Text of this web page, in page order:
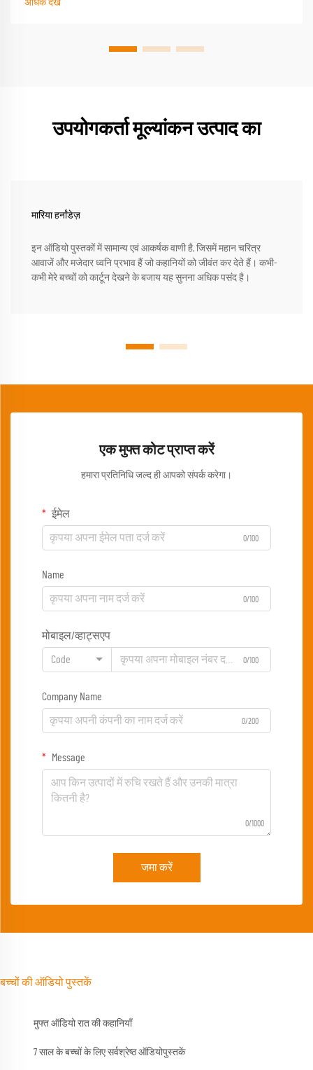
अधिक देखें
उपयोगकर्ता मूल्यांकन उत्पाद का
मारिया हर्नांडेज़
इन ऑडियो पुस्तकों में सामान्य एवं आकर्षक वाणी है, जिसमें महान चरित्र
आवाजें और मजेदार ध्वनि प्रभाव हैं जो कहानियों को जीवंत कर देते हैं। कभी-
कभी मेरे बच्चों को कार्टून देखने के बजाय यह सुनना अधिक पसंद है।
एक मुफ्त कोट प्राप्त करें
हमारा प्रतिनिधि जल्द ही आपको संपर्क करेगा।
ईमेल
0/100
Name
0/100
मोबाइल/व्हाट्सएप
Code 0/100
Company Name
0/200
Message
0/1000
जमा करें
बच्चों की ऑडियो पुस्तकें
मुफ्त ऑडियो रात की कहानियाँ
7 साल के बच्चों के लिए सर्वश्रेष्ठ ऑडियोपुस्तकें